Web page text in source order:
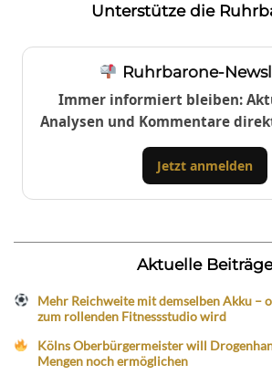
Unterstütze die
Ruhrbarone-
Immer informiert bleiben:
Analysen und Kommentare
Jetzt anmelden
Aktuelle Beiträge
Mehr Reichweite mit demselben Akku –
zum rollenden Fitnessstudio wird
Kölns Oberbürgermeister will
Mengen noch ermöglichen